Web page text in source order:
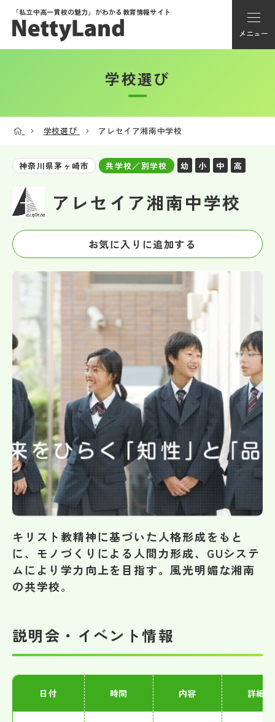
「私立中高一貫校の魅力」がわかる教育情報サイト
メニュー
アカウント登録
学校動画
私学探検隊
帰国生受験情報
説明会・イベント情報
よみもの
学校からのお知らせ
学校HP最新情報
特集
その他
お問い合わせ
個人情報保護方針
サイトマップ
運営会社
学校選び
学校選び アレセイア湘南中学校
神奈川県茅ヶ崎市 共学校／別学校 幼 小 中 高
アレセイア湘南中学校
お気に入りに追加する
キリスト教精神に基づいた人格形成をもと
に、モノづくりによる人間力形成、GUシステ
ムにより学力向上を目指す。風光明媚な湘南
の共学校。
説明会・イベント情報
日付 時間 内容 詳細